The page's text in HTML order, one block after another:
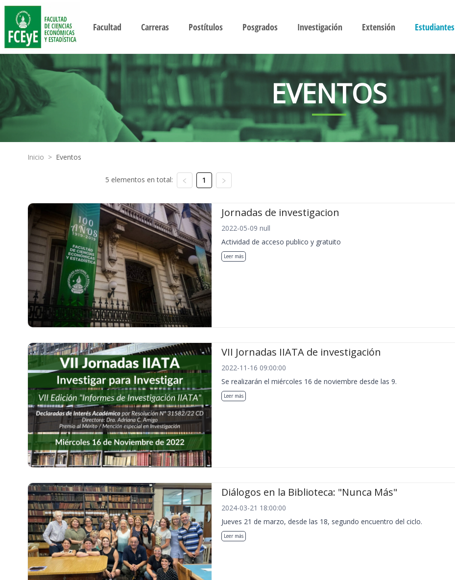
Facultad Carreras Postítulos Posgrados Investigación Extensión Estudiantes
EVENTOS
Inicio > Eventos
5 elementos en total: 1
Jornadas de investigacion
2022-05-09 null
Actividad de acceso publico y gratuito
Leer más
VII Jornadas IIATA de investigación
2022-11-16 09:00:00
Se realizarán el miércoles 16 de noviembre desde las 9.
Leer más
Diálogos en la Biblioteca: "Nunca Más"
2024-03-21 18:00:00
Jueves 21 de marzo, desde las 18, segundo encuentro del ciclo.
Leer más